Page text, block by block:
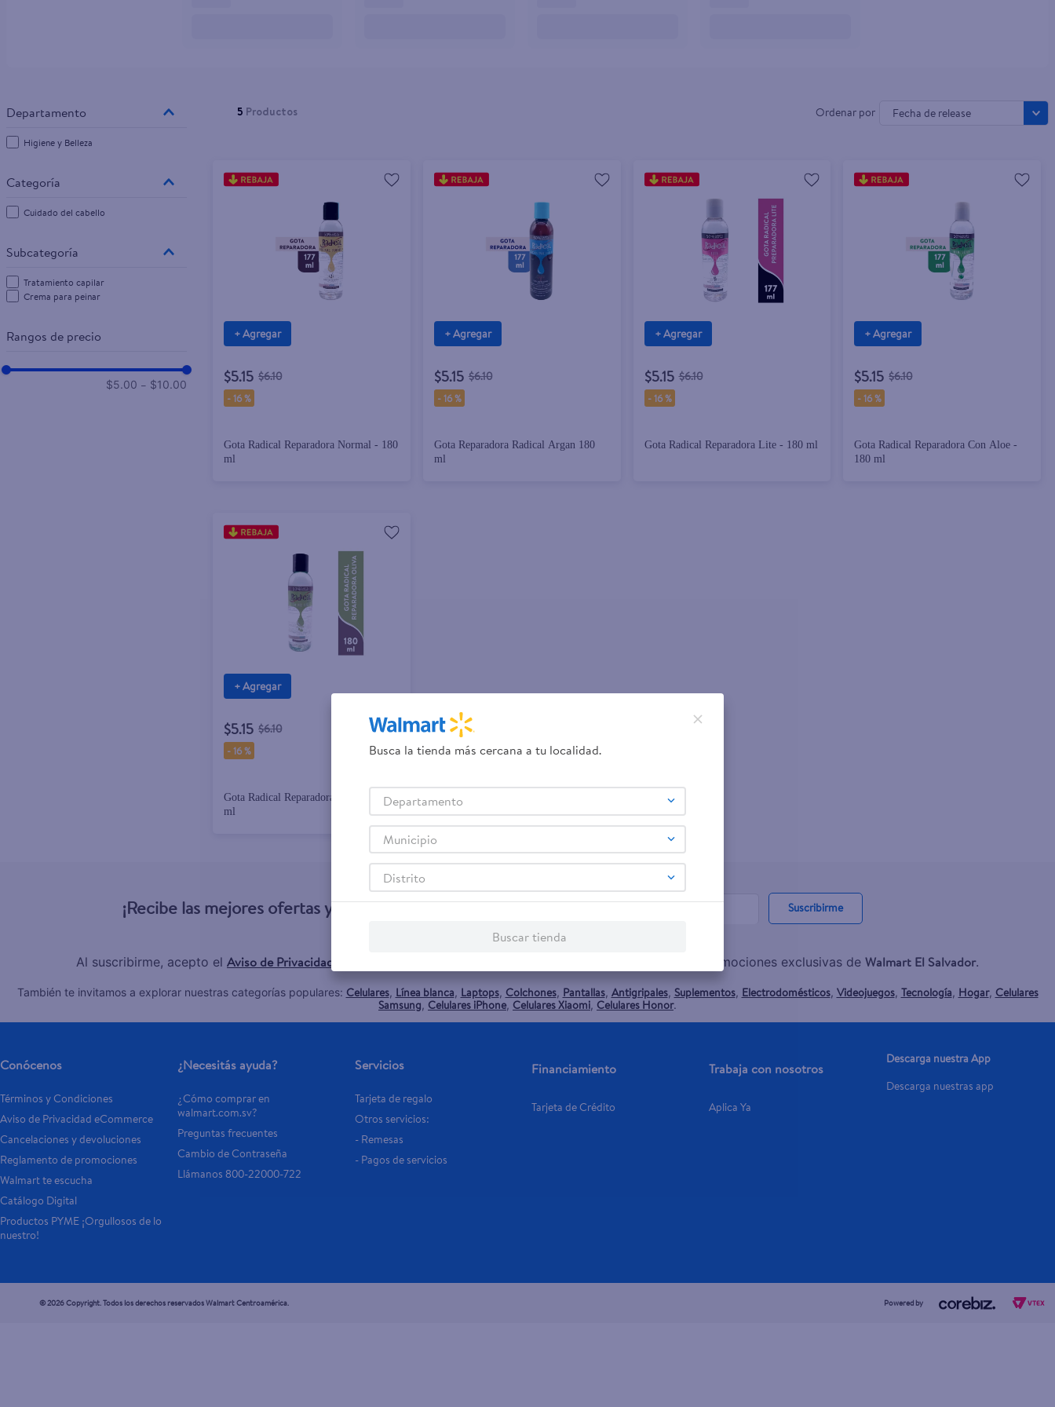
Higiene y Belleza
Cuidado del cabello
Tratamiento capilar
Crema para peinar
Rangos de precio
$5.00 – $10.00
5 Productos Fecha de release
+ Agregar
$5.15 $6.10
-16 %
Gota Radical Reparadora Normal - 180
ml
+ Agregar
$5.15 $6.10
-16 %
Gota Reparadora Radical Argan 180
ml
+ Agregar
$5.15 $6.10
-16 %
Gota Radical Reparadora Lite - 180 ml
+ Agregar
$5.15 $6.10
-16 %
Gota Radical Reparadora Con Aloe -
180 ml
+ Agregar
$5.15 $6.10
-16 %
Gota Radical Reparadora Oliva - 180
ml
¡Recibe las mejores ofertas y promociones! Suscribirme
Al suscribirme, acepto el Aviso de Privacidad , así como el envío de noticias y promociones exclusivas de Walmart El Salvador.
También te invitamos a explorar nuestras categorías populares: Celulares, Línea blanca, Laptops, Colchones, Pantallas, Antigripales, Suplementos, Electrodomésticos, Videojuegos, Tecnología, Hogar, Celulares
Samsung, Celulares iPhone, Celulares Xiaomi, Celulares Honor.
Conócenos
Términos y Condiciones
Aviso de Privacidad eCommerce
Cancelaciones y devoluciones
Reglamento de promociones
Walmart te escucha
Catálogo Digital
Productos PYME ¡Orgullosos de lo
nuestro!
¿Necesitás ayuda?
¿Cómo comprar en
walmart.com.sv?
Preguntas frecuentes
Cambio de Contraseña
Llámanos 800-22000-722
Servicios
Tarjeta de regalo
Otros servicios:
- Remesas
- Pagos de servicios
Financiamiento
Tarjeta de Crédito
Trabaja con nosotros
Aplica Ya
Descarga nuestra App
Descarga nuestras app
© 2026 Copyright. Todos los derechos reservados Walmart Centroamérica. Powered by
Busca la tienda más cercana a tu localidad.
Departamento
Municipio
Distrito
Buscar tienda